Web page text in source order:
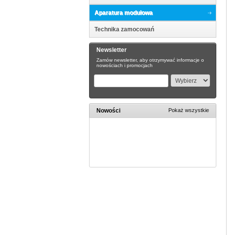
Aparatura modułowa
Technika zamocowań
Newsletter
Zamów newsletter, aby otrzymywać informacje o
nowościach i promocjach
Nowości Pokaż wszystkie